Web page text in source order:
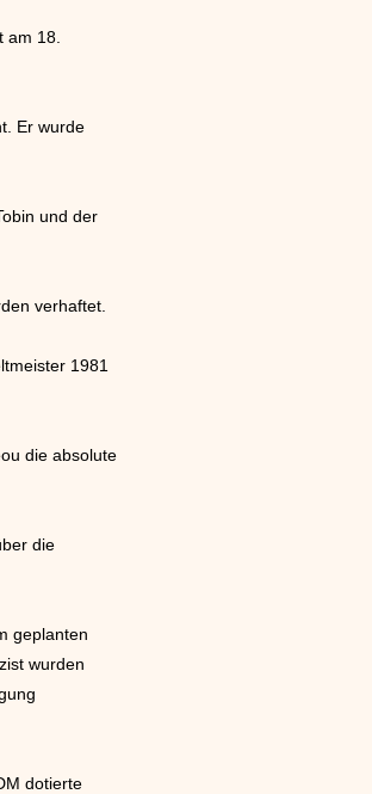
am 18.
Er wurde
und der
verhaftet.
1981
die absolute
die
geplanten
wurden
dotierte